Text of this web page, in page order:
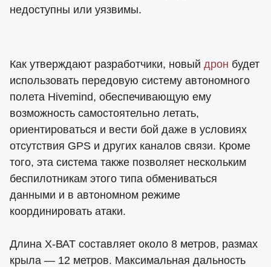
недоступны или уязвимы.
Как утверждают разработчики, новый дрон будет
использовать передовую систему автономного
полета Hivemind, обеспечивающую ему
возможность самостоятельно летать,
ориентироваться и вести бой даже в условиях
отсутствия GPS и других каналов связи. Кроме
того, эта система также позволяет нескольким
беспилотникам этого типа обмениваться
данными и в автономном режиме
координировать атаки.
Длина Х-ВАТ составляет около 8 метров, размах
крыла — 12 метров. Максимальная дальность